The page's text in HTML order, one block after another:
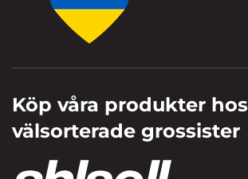
Köp våra produkter hos
välsorterade grossister